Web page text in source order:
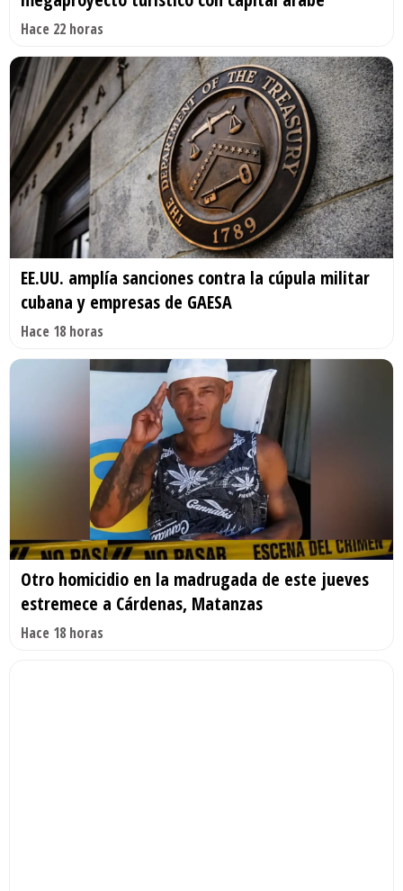
Hace 22 horas
EE.UU. amplía sanciones contra la cúpula militar
cubana y empresas de GAESA
Hace 18 horas
Otro homicidio en la madrugada de este jueves
estremece a Cárdenas, Matanzas
Hace 18 horas